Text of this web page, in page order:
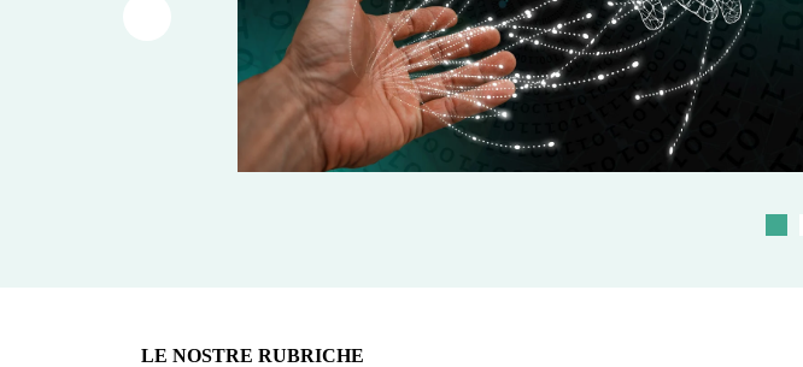
Article précédent
LE NOSTRE RUBRICHE